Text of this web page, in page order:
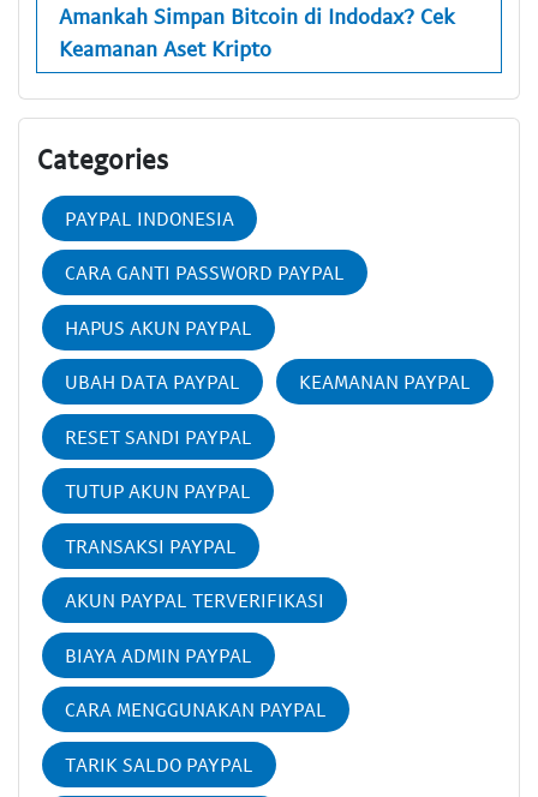
Amankah Simpan Bitcoin di Indodax? Cek
Keamanan Aset Kripto
Categories
PAYPAL INDONESIA
CARA GANTI PASSWORD PAYPAL
HAPUS AKUN PAYPAL
UBAH DATA PAYPAL KEAMANAN PAYPAL
RESET SANDI PAYPAL
TUTUP AKUN PAYPAL
TRANSAKSI PAYPAL
AKUN PAYPAL TERVERIFIKASI
BIAYA ADMIN PAYPAL
CARA MENGGUNAKAN PAYPAL
TARIK SALDO PAYPAL